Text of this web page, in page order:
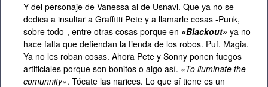
Y del personaje de Vanessa al de Usnavi. Que ya no se
dedica a insultar a Graffitti Pete y a llamarle cosas -Punk,
sobre todo-, entre otras cosas porque en «Blackout» ya no
hace falta que defiendan la tienda de los robos. Puf. Magia.
Ya no les roban cosas. Ahora Pete y Sonny ponen fuegos
artificiales porque son bonitos o algo así. «To iluminate the
comunnity». Tócate las narices. Lo que sí tiene es un